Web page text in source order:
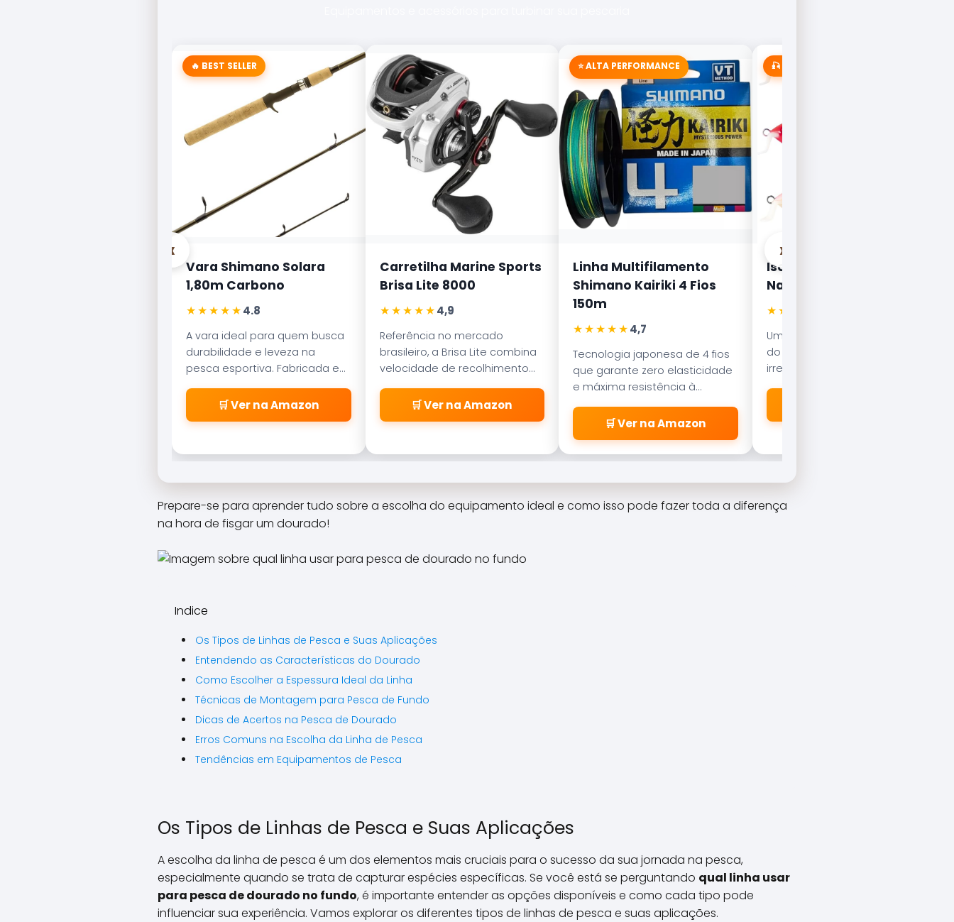
‹
🔥 BEST SELLER
Vara Shimano Solara
1,80m Carbono
★★★★★4.8
A vara ideal para quem busca
durabilidade e leveza na
pesca esportiva. Fabricada em
carbono aeroglass, oferece
sensibilidade incrível para
fisgadas precisas.
🛒 Ver na Amazon
Carretilha Marine Sports
Brisa Lite 8000
★★★★★4,9
Referência no mercado
brasileiro, a Brisa Lite combina
velocidade de recolhimento
com um sistema de freio
magnético que evita as
famosas
\\\\\\\\\\\\\\\\\\\\\\\\\
\\\\\\\\\\\\\\\\\\\\\\\\\
\\"cabeleiras\\\\\\\\\\\\\\
\\\\\\\\\\\\\\\\\\\\\\\\\
🛒 Ver na Amazon
⭐ ALTA PERFORMANCE
Linha Multifilamento
Shimano Kairiki 4 Fios
150m
★★★★★4,7
Tecnologia japonesa de 4 fios
que garante zero elasticidade
e máxima resistência à
abrasão. Desliza suavemente
pelos passadores.
🛒 Ver na Amazon
🎣 MAIS VENDIDA
Isca Artificial Nelson
Nakamura Curisco 70
★★★★★
Uma das iscas mais famosas
do Brasil. Com nado errático, é
irresistível para o Tucunaré e o
Robalo. Essencial em qualquer
›
Prepare-se para aprender tudo sobre a escolha do equipamento ideal e como isso pode fazer toda a diferença
na hora de fisgar um dourado!
Indice
Os Tipos de Linhas de Pesca e Suas Aplicações
Entendendo as Características do Dourado
Como Escolher a Espessura Ideal da Linha
Técnicas de Montagem para Pesca de Fundo
Dicas de Acertos na Pesca de Dourado
Erros Comuns na Escolha da Linha de Pesca
Tendências em Equipamentos de Pesca
Os Tipos de Linhas de Pesca e Suas Aplicações
A escolha da linha de pesca é um dos elementos mais cruciais para o sucesso da sua jornada na pesca,
especialmente quando se trata de capturar espécies específicas. Se você está se perguntando qual linha usar
para pesca de dourado no fundo, é importante entender as opções disponíveis e como cada tipo pode
influenciar sua experiência. Vamos explorar os diferentes tipos de linhas de pesca e suas aplicações.